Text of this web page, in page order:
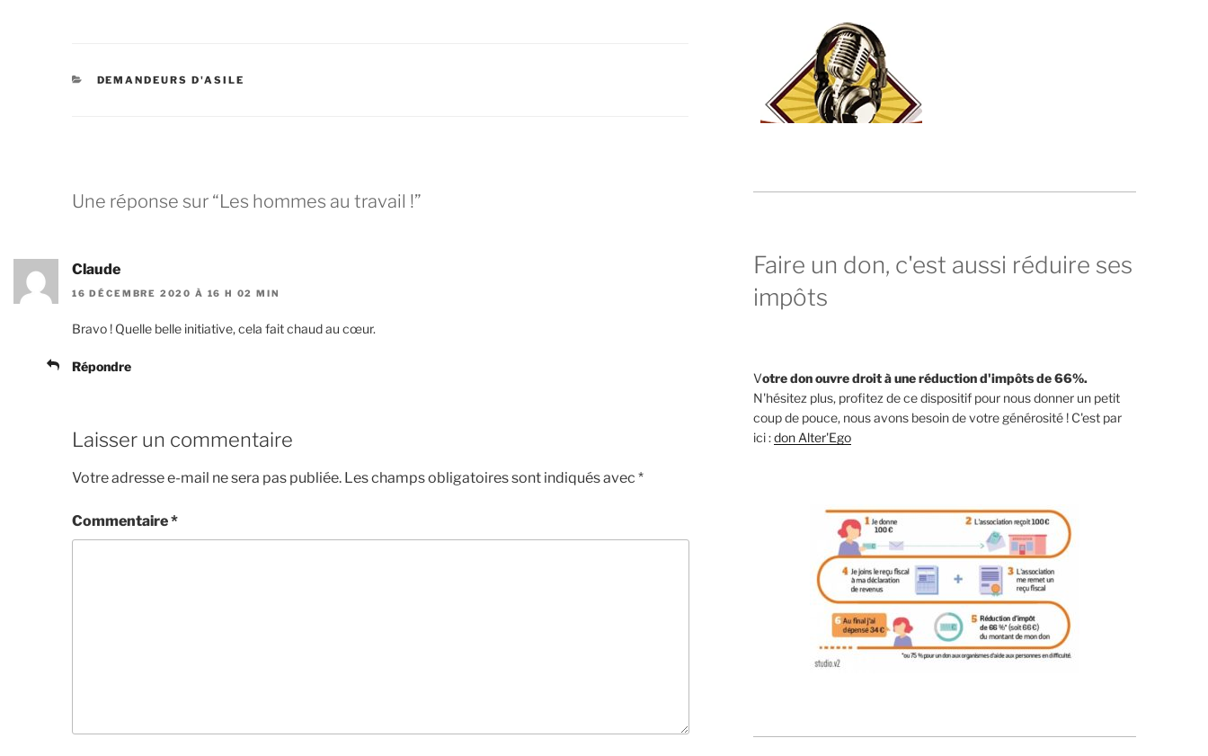
DEMANDEURS D'ASILE
Une réponse sur “Les hommes au travail !”
Claude
16 DÉCEMBRE 2020 À 16 H 02 MIN
Bravo ! Quelle belle initiative, cela fait chaud au cœur.
Répondre
Laisser un commentaire
Votre adresse e-mail ne sera pas publiée. Les champs obligatoires sont indiqués avec *
Commentaire*
Faire un don, c'est aussi réduire ses
impôts
Votre don ouvre droit à une réduction d'impôts de 66%.
N'hésitez plus, profitez de ce dispositif pour nous donner un petit
coup de pouce, nous avons besoin de votre générosité ! C'est par
ici :don Alter'Ego